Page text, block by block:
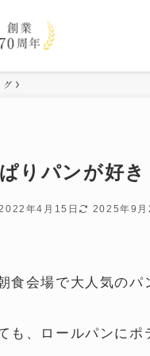
グ
りパンが好き
年4月15日 2025年9月
食会場で大人気のパ
も、ロールパンにポ